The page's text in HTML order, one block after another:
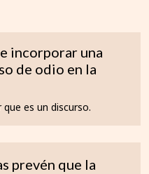
incorporar una
de odio en la
es un discurso.
prevén que la